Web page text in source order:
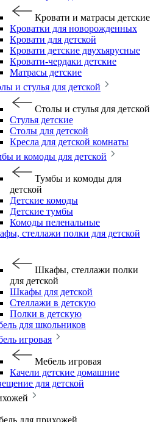
Кровати и матрасы детские
Кроватки для новорожденных
Кровати для детской
Кровати детские двухъярусные
Кровати-чердаки детские
Матрасы детские
и стулья для детской
Столы и стулья для детской
Стулья детские
Столы для детской
Кресла для детской комнаты
и комоды для детской
Тумбы и комоды для
детской
Детские комоды
Детские тумбы
Комоды пеленальные
стеллажи полки для детской
Шкафы, стеллажи полки
для детской
Шкафы для детской
Стеллажи в детскую
Полки в детскую
для школьников
игровая
Мебель игровая
Качели детские домашние
для детской
для прихожей